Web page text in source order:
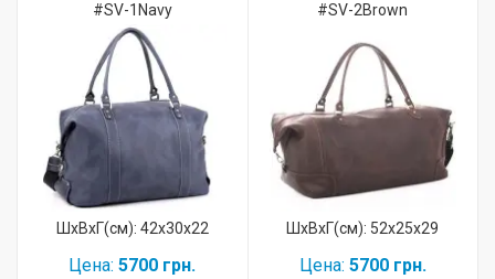
#SV-1Navy
ШхВхГ(см): 42x30x22
Цена: 5700 грн.
#SV-2Brown
ШхВхГ(см): 52x25x29
Цена: 5700 грн.